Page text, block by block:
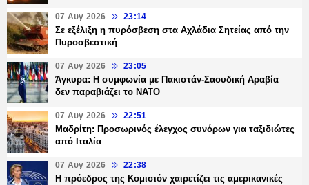
07 Αυγ 2026 23:14
Σε εξέλιξη η πυρόσβεση στα Αχλάδια Σητείας από την
Πυροσβεστική
07 Αυγ 2026 23:05
Άγκυρα: Η συμφωνία με Πακιστάν-Σαουδική Αραβία
δεν παραβιάζει το ΝΑΤΟ
07 Αυγ 2026 22:51
Μαδρίτη: Προσωρινός έλεγχος συνόρων για ταξιδιώτες
από Ιταλία
07 Αυγ 2026 22:38
Η πρόεδρος της Κομισιόν χαιρετίζει τις αμερικανικές